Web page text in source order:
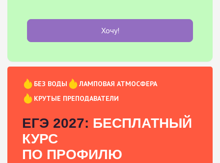
Хочу!
БЕЗ ВОДЫ
ЛАМПОВАЯ АТМОСФЕРА
КРУТЫЕ ПРЕПОДАВАТЕЛИ
ЕГЭ 2027: БЕСПЛАТНЫЙ
КУРС
ПО ПРОФИЛЮ